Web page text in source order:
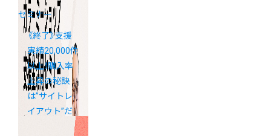
セミナー
《終了》支援
実績20,000件
以上！購入率
上昇の秘訣
は”サイトレ
イアウト”だ